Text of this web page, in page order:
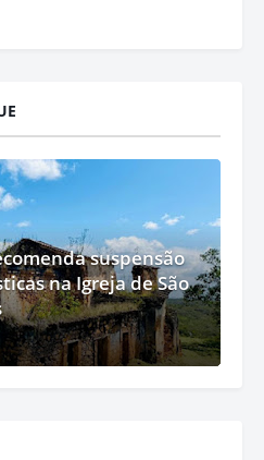
suspensão
na Igreja de São